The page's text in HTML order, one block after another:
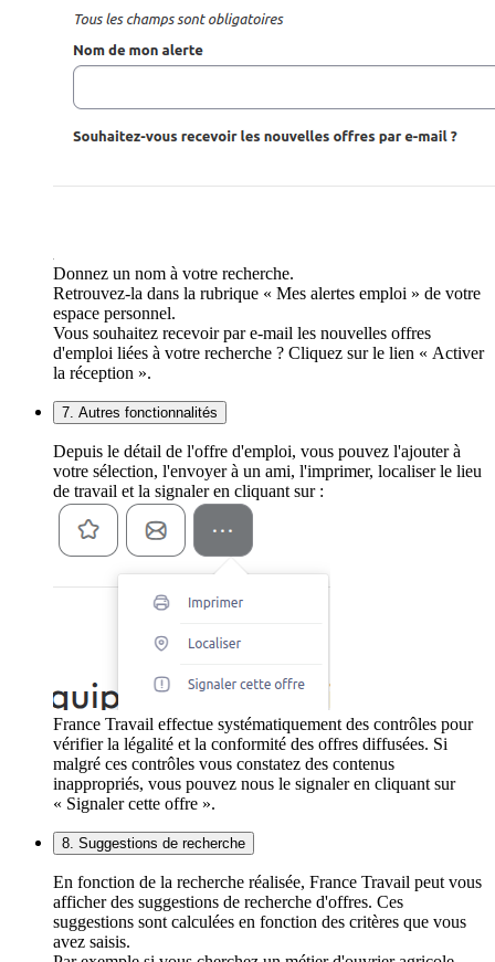
Donnez un nom à votre recherche.
Retrouvez-la dans la rubrique « Mes alertes emploi » de votre
espace personnel.
Vous souhaitez recevoir par e-mail les nouvelles offres
d'emploi liées à votre recherche ? Cliquez sur le lien « Activer
la réception ».
7. Autres fonctionnalités
Depuis le détail de l'offre d'emploi, vous pouvez l'ajouter à
votre sélection, l'envoyer à un ami, l'imprimer, localiser le lieu
de travail et la signaler en cliquant sur :
France Travail effectue systématiquement des contrôles pour
vérifier la légalité et la conformité des offres diffusées. Si
malgré ces contrôles vous constatez des contenus
inappropriés, vous pouvez nous le signaler en cliquant sur
« Signaler cette offre ».
8. Suggestions de recherche
En fonction de la recherche réalisée, France Travail peut vous
afficher des suggestions de recherche d'offres. Ces
suggestions sont calculées en fonction des critères que vous
avez saisis.